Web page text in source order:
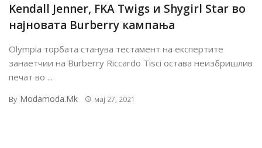
Kendall Jenner, FKA Twigs и Shygirl Star во
најновата Burberry кампања
Olympia торбата станува тестамент на експертите
занаетчии на Burberry Riccardo Tisci остава неизбришлив
печат во ...
By Modamoda.mk мај 27, 2021